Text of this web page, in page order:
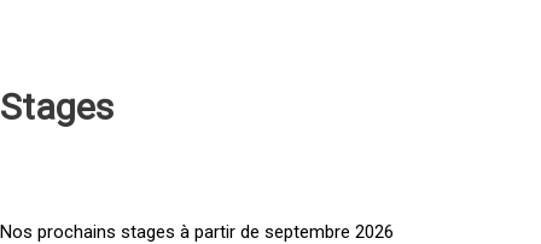
Stages
Nos prochains stages à partir de septembre 2026